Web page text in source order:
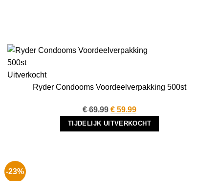
Uitverkocht
Ryder Condooms Voordeelverpakking 500st
€69.99 Oorspronkelijke
prijs
was:
€ 59.99Huidige
prijs
is:
TIJDELIJK UITVERKOCHT
-23%